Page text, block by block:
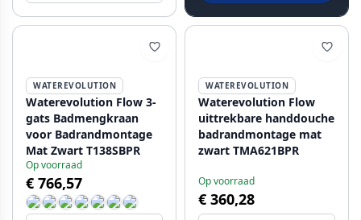
WATEREVOLUTION
Waterevolution Flow 3-
gats Badmengkraan
voor Badrandmontage
Mat Zwart T138SBPR
Op voorraad
€ 766,57
WATEREVOLUTION
Waterevolution Flow
uittrekbare handdouche
badrandmontage mat
zwart TMA621BPR
Op voorraad
€ 360,28